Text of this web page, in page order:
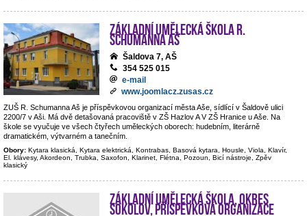
Základní umělecká škola R.
Schumanna Aš
Šaldova 7, AŠ
354 525 015
e-mail
www.joomlacz.zusas.cz
ZUŠ R. Schumanna Aš je příspěvkovou organizací města Aše, sídlící v Šaldově ulici
2200/7 v Aši. Má dvě detašovaná pracoviště v ZŠ Hazlov A V ZŠ Hranice u Aše. Na
škole se vyučuje ve všech čtyřech uměleckých oborech: hudebním, literárně
dramatickém, výtvarném a tanečním.
Obory: Kytara klasická, Kytara elektrická, Kontrabas, Basová kytara, Housle, Viola, Klavír,
El. klávesy, Akordeon, Trubka, Saxofon, Klarinet, Flétna, Pozoun, Bicí nástroje, Zpěv
klasický
Základní umělecká škola, okres
Sokolov, příspěvková organizace